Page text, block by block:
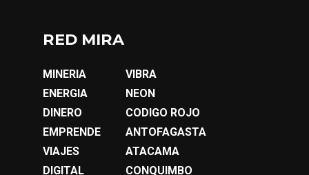
RED MIRA
MINERIA
ENERGIA
DINERO
EMPRENDE
VIAJES
DIGITAL
VIBRA
NEON
CODIGO ROJO
ANTOFAGASTA
ATACAMA
CONQUIMBO